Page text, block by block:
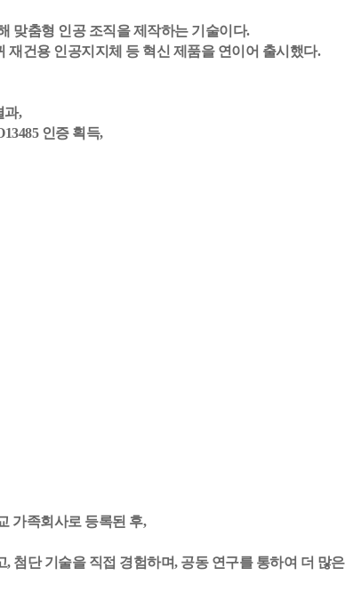
맞춤형 인공 조직을 제작하는 기술이다.
재건용 인공지지체 등 혁신 제품을 연이어 출시했다.
과,
인증 획득,
가족회사로 등록된 후,
단 기술을 직접 경험하며, 공동 연구를 통하여 더 많